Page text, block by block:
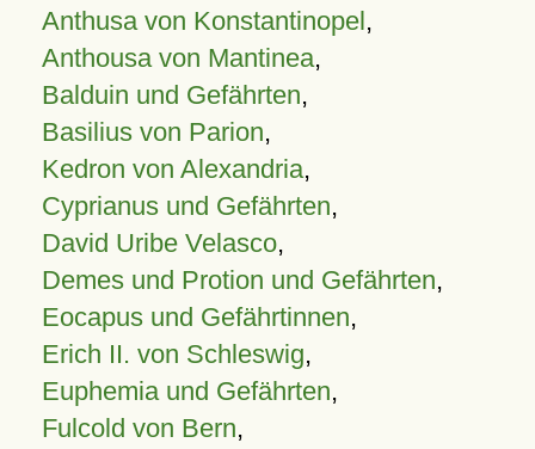
Anthusa von Konstantinopel,
Anthousa von Mantinea,
Balduin und Gefährten,
Basilius von Parion,
Kedron von Alexandria,
Cyprianus und Gefährten,
David Uribe Velasco,
Demes und Protion und Gefährten,
Eocapus und Gefährtinnen,
Erich II. von Schleswig,
Euphemia und Gefährten,
Fulcold von Bern,